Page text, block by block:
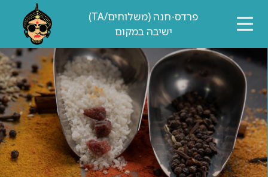
פרדס-חנה (משלוחים/TA)
ישיבה במקום